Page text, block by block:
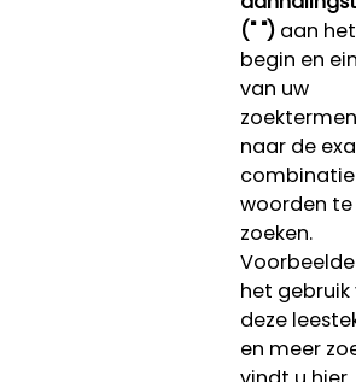
(" ")aan het
begin en
van uw
naar de
woorden te
zoeken.
het gebruik
deze
en meer